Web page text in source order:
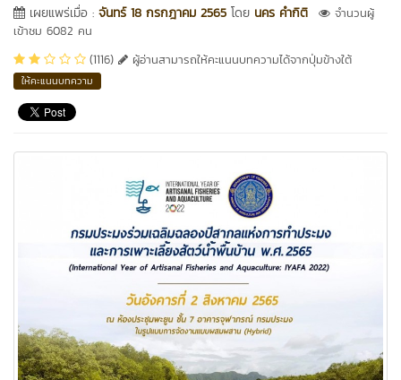
เผยแพร่เมื่อ : จันทร์ 18 กรกฎาคม 2565 โดย นคร คำกิติ
จำนวนผู้
เข้าชม 6082 คน
(1116)
ผู้อ่านสามารถให้คะแนนบทความได้จากปุ่มข้างใต้
ให้คะแนนบทความ